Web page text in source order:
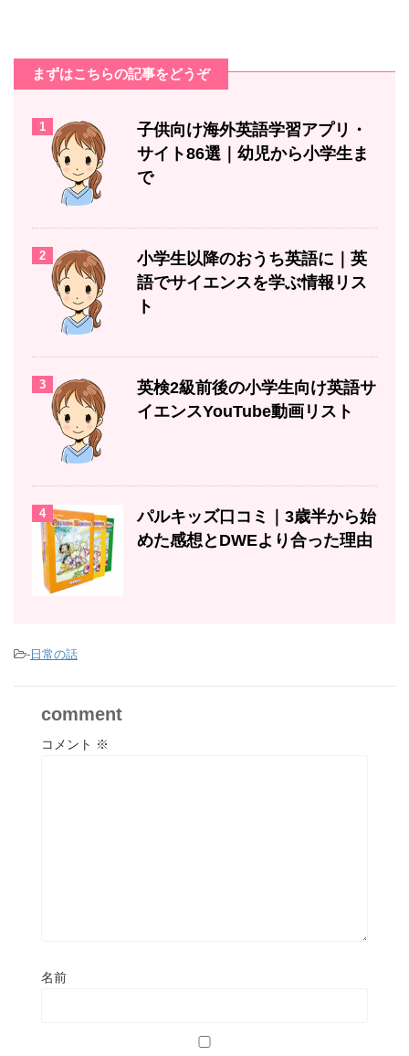
まずはこちらの記事をどうぞ
1
子供向け海外英語学習アプリ・
サイト86選｜幼児から小学生ま
で
2
小学生以降のおうち英語に｜英
語でサイエンスを学ぶ情報リス
ト
3
英検2級前後の小学生向け英語サ
イエンスYouTube動画リスト
4
パルキッズ口コミ｜3歳半から始
めた感想とDWEより合った理由
-日常の話
comment
コメント ※
名前